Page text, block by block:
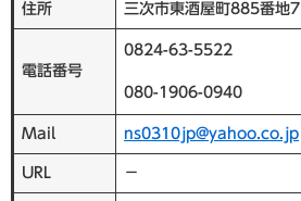
住所 三次市東酒屋町885番地7
電話番号
0824-63-5522
080-1906-0940
Mail ns0310jp@yahoo.co.jp​
URL －